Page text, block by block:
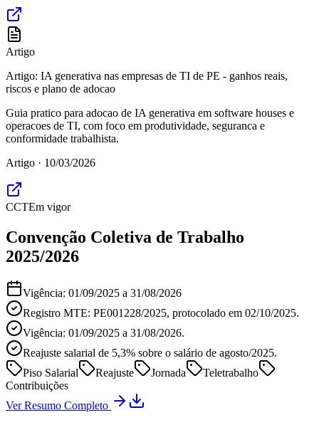
Artigo
Artigo: IA generativa nas empresas de TI de PE - ganhos reais,
riscos e plano de adocao
Guia pratico para adocao de IA generativa em software houses e
operacoes de TI, com foco em produtividade, seguranca e
conformidade trabalhista.
Artigo · 10/03/2026
CCTEm vigor
Convenção Coletiva de Trabalho
2025/2026
Vigência: 01/09/2025 a 31/08/2026
Registro MTE: PE001228/2025, protocolado em 02/10/2025.
Vigência: 01/09/2025 a 31/08/2026.
Reajuste salarial de 5,3% sobre o salário de agosto/2025.
Piso Salarial
Reajuste Jornada
Teletrabalho
Contribuições
Ver Resumo Completo